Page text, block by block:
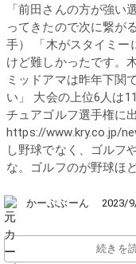
「前田さんの方が強
ってきたので次に繋が
手） 「木がスタイミー
けど難しかったです。
ミッドアマは昨年下関
い」 大会の上位6人は
チュアゴルフ選手権に
https://www.kry.co.jp/
し野球でなく、ゴルフ
な。ゴルフのが野球ほ
かーぷぶーん 2023/
続きを